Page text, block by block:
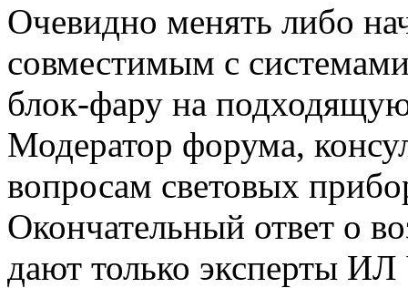
Очевидно менять либо
совместимым с
блок-фару на
Модератор форума,
вопросам световых
Окончательный ответ о
дают только эксперты ИЛ